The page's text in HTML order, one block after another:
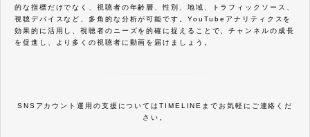
的な指標だけでなく、視聴者の年齢層、性別、地域、トラフィックソース、
視聴デバイスなど、多角的な分析が可能です。YouTubeアナリティクスを
効果的に活用し、視聴者のニーズを的確に捉えることで、チャンネルの成長
を促進し、より多くの視聴者に動画を届けましょう。
SNSアカウント運用の支援についてはTIMELINEまでお気軽にご連絡くだ
さい。